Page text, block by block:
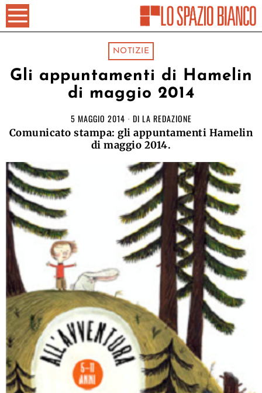
NOTIZIE
Gli appuntamenti di Hamelin
di maggio 2014
5 MAGGIO 2014 DI LA REDAZIONE
Comunicato stampa: gli appuntamenti Hamelin
di maggio 2014.